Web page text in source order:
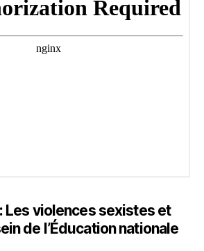
Les violences sexistes et
de l’Éducation nationale